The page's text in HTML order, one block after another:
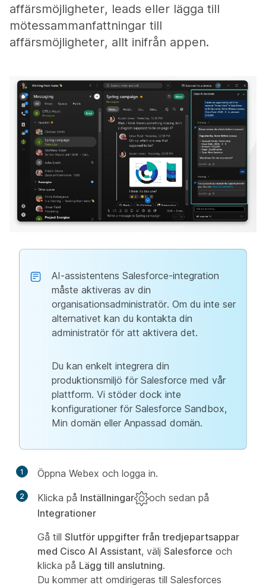
affärsmöjligheter, leads eller lägga till
mötessammanfattningar till
affärsmöjligheter, allt inifrån appen.
AI-assistentens Salesforce-integration
måste aktiveras av din
organisationsadministratör. Om du inte ser
alternativet kan du kontakta din
administratör för att aktivera det.
Du kan enkelt integrera din
produktionsmiljö för Salesforce med vår
plattform. Vi stöder dock inte
konfigurationer för Salesforce Sandbox,
Min domän eller Anpassad domän.
1 Öppna Webex och logga in.
2 Klicka på Inställningar
och sedan på
Integrationer
Gå till Slutför uppgifter från tredjepartsappar
med Cisco AI Assistant, välj Salesforce och
klicka på Lägg till anslutning.
Du kommer att omdirigeras till Salesforces